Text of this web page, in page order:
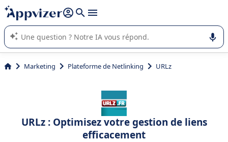
répondre (plusieurs lignes avec
L'IA de Appvizer vous guide dans l'utilisation ou la sélection de
logiciel SaaS en entreprise.
Marketing Plateforme de Netlinking URLz
URLz : Optimisez votre gestion de liens
efficacement